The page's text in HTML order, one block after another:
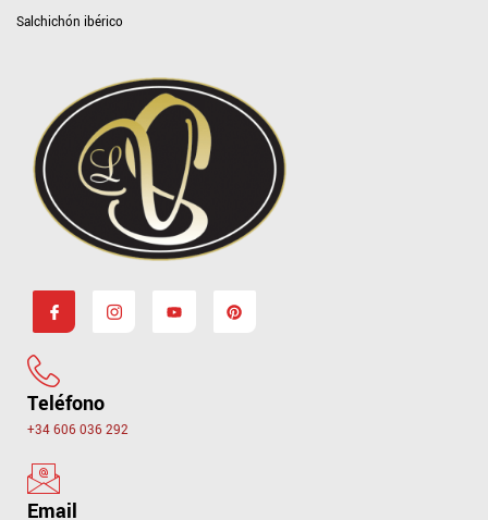
Salchichón ibérico
Teléfono
+34 606 036 292
Email